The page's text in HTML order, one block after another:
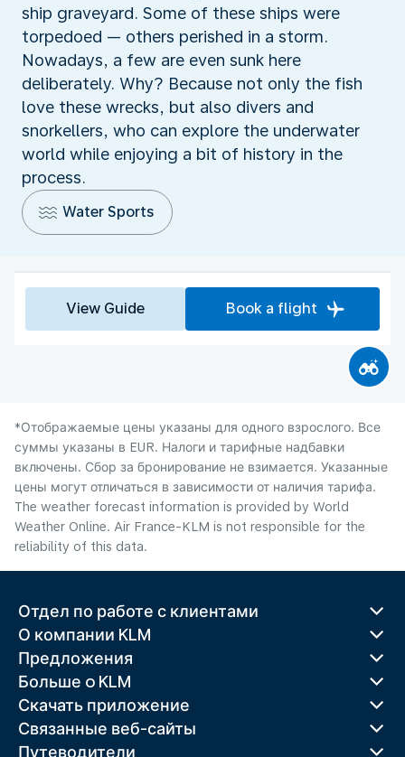
ship graveyard. Some of these ships were
torpedoed — others perished in a storm.
Nowadays, a few are even sunk here
deliberately. Why? Because not only the fish
love these wrecks, but also divers and
snorkellers, who can explore the underwater
world while enjoying a bit of history in the
process.
Water Sports
View Guide Book a flight
*Отображаемые цены указаны для одного взрослого. Все
суммы указаны в EUR. Налоги и тарифные надбавки
включены. Сбор за бронирование не взимается. Указанные
цены могут отличаться в зависимости от наличия тарифа.
The weather forecast information is provided by World
Weather Online. Air France-KLM is not responsible for the
reliability of this data.
Отдел по работе с клиентами
О компании KLM
Предложения
Больше o KLM
Скачать приложение
Связанные веб-сайты
Путеводители